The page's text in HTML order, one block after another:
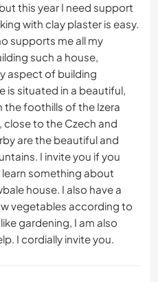
this year I need support
with clay plaster is easy.
supports me all my
such a house,
aspect of building
is situated in a beautiful,
the foothills of the Izera
close to the Czech and
are the beautiful and
I invite you if you
something about
house. I also have a
vegetables according to
gardening, I am also
I cordially invite you.